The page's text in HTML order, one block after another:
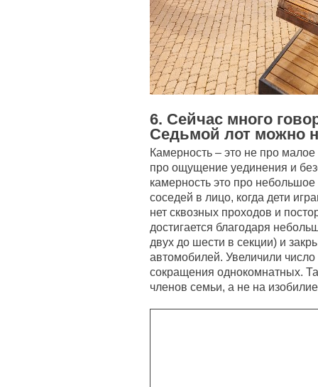
6. Сейчас много
Седьмой лот можно
Камерность – это не про малое
про ощущение уединения и
камерность это про
соседей в лицо, когда дети
нет сквозных проходов и
достигается благодаря
двух до шести в секции) и
автомобилей. Увеличили число
сокращения однокомнатных.
членов семьи, а не на